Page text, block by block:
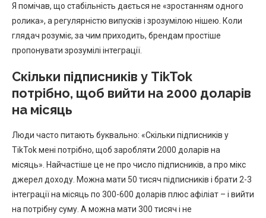
Я помічав, що стабільність дається не «зростанням одного
ролика», а регулярністю випусків і зрозумілою нішею. Коли
глядач розуміє, за чим приходить, брендам простіше
пропонувати зрозумілі інтеграції.
Скільки підписників у TikTok
потрібно, щоб вийти на 2000 доларів
на місяць
Люди часто питають буквально: «Скільки підписників у
TikTok мені потрібно, щоб заробляти 2000 доларів на
місяць». Найчастіше це не про число підписників, а про мікс
джерел доходу. Можна мати 50 тисяч підписників і брати 2-3
інтеграції на місяць по 300-600 доларів плюс афіліат – і вийти
на потрібну суму. А можна мати 300 тисяч і не